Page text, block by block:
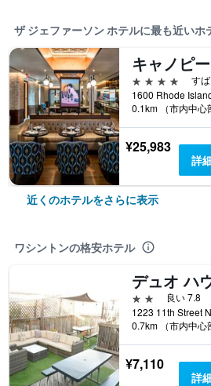
ザ ジェファーソン ホテルに最も近いホ
4つ星
す
0.1km （市内中心
¥25,983
詳
近くのホテルをさらに表示
ワシントンの格安ホテル
2つ星
良い 7.8
0.7km （市内中心
¥7,110
詳